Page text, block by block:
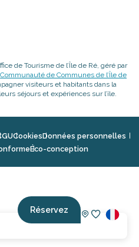
Réservez
de Tourisme de l’Île de Ré, géré par
Communauté de Communes de l’Île de
visiteurs et habitants dans la
séjours et expériences sur l’île.
CookiesDonnées personnelles
Éco-conception